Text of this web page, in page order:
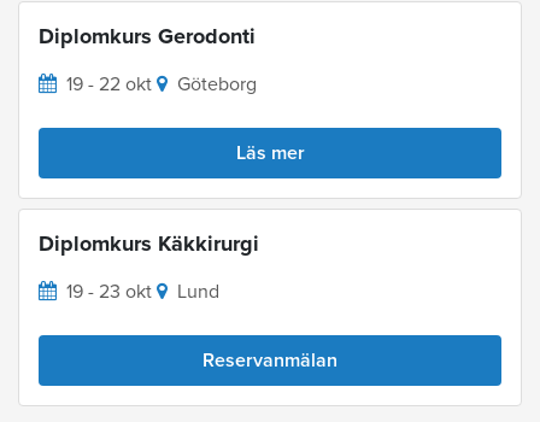
Diplomkurs Gerodonti
19 - 22 okt Göteborg
Läs mer
Diplomkurs Käkkirurgi
19 - 23 okt Lund
Reservanmälan